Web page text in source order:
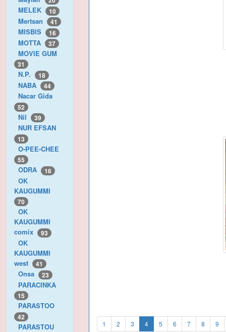
MELEK 10
Mertsan 41
MISBIS 16
MOTTA 37
MOVIE GUM
31
N.P. 18
NABA 44
Nacar Gida
52
Nil 39
NUR EFSAN
13
O-PEE-CHEE
55
ODRA 16
OK
KAUGUMMI
70
OK
KAUGUMMI
comix
93
OK
KAUGUMMI
west
41
Onsa 23
PARACINKA
15
PARASTOO
42
PARASTOU 1 2 3 4 5 6 7 8 9